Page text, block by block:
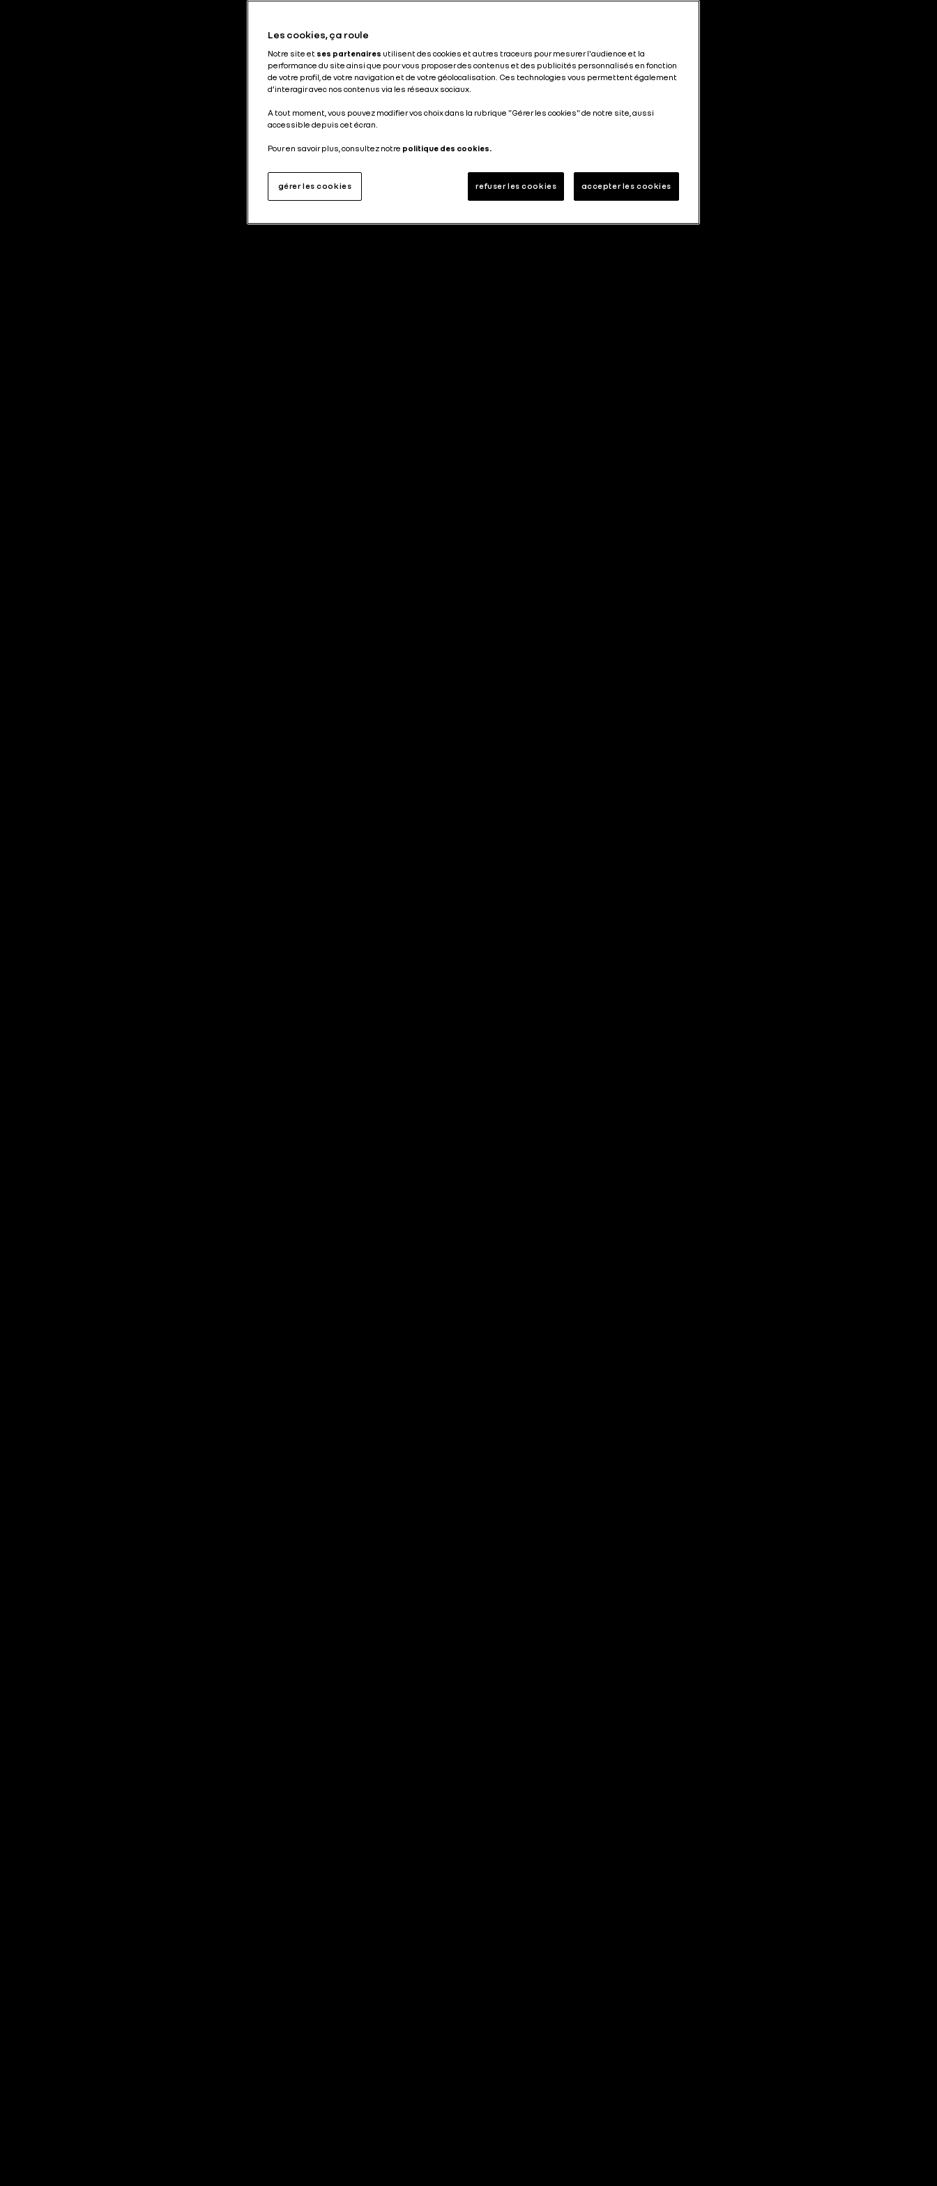
Les cookies, ça roule
Notre site et ses partenaires utilisent des cookies et autres traceurs pour mesurer l'audience et la
performance du site ainsi que pour vous proposer des contenus et des publicités personnalisés en fonction
de votre profil, de votre navigation et de votre géolocalisation. Ces technologies vous permettent également
d’interagir avec nos contenus via les réseaux sociaux.
A tout moment, vous pouvez modifier vos choix dans la rubrique "Gérer les cookies" de notre site, aussi
accessible depuis cet écran.
Pour en savoir plus, consultez notre politique des cookies.
gérer les cookies refuser les cookies accepter les cookies